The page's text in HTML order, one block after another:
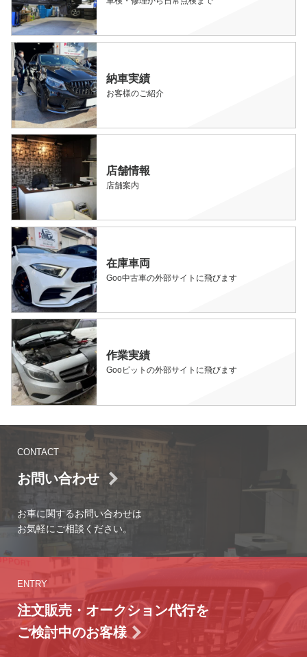
納車実績
お客様のご紹介
店舗情報
店舗案内
在庫車両
Goo中古車の外部サイトに飛びます
作業実績
Gooピットの外部サイトに飛びます
CONTACT
お問い合わせ
お車に関するお問い合わせは
お気軽にご相談ください。
ENTRY
注文販売・オークション代行を
ご検討中のお客様